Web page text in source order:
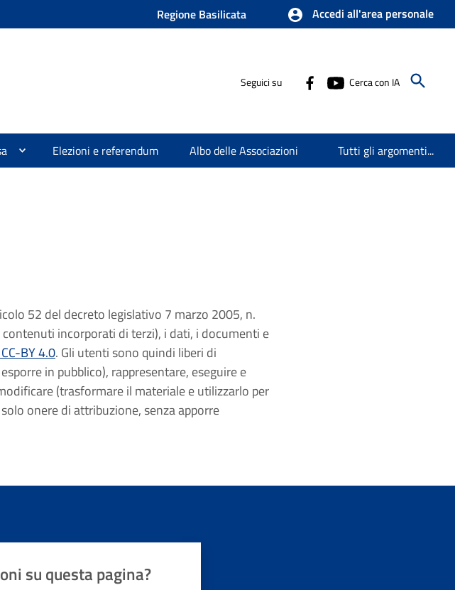
Regione Basilicata Accedi all'area personale
Seguici su Cerca con IA
Elezioni e referendum Albo delle Associazioni Tutti gli argomenti...
52 del decreto legislativo 7 marzo 2005, n.
incorporati di terzi), i dati, i documenti e
BY 4.0. Gli utenti sono quindi liberi di
in pubblico), rappresentare, eseguire e
(trasformare il materiale e utilizzarlo per
onere di attribuzione, senza apporre
su questa pagina?